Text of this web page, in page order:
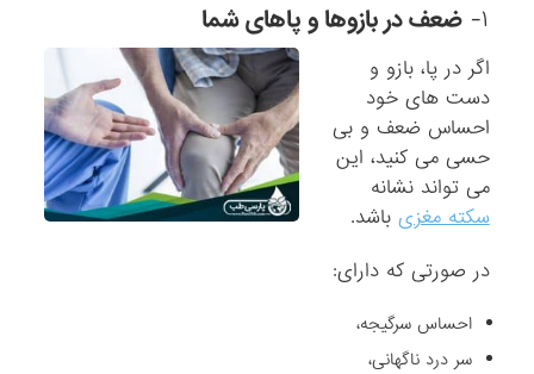
۱- ضعف در بازوها و پاهای شما
اگر در پا، بازو و
دست های خود
احساس ضعف و بی
حسی می کنید، این
می تواند نشانه
سکته مغزی باشد.
در صورتی که دارای:
احساس سرگیجه،
سر درد ناگهانی،